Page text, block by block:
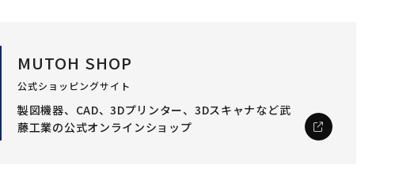
MUTOH SHOP
公式ショッピングサイト
製図機器、CAD、3Dプリンター、3Dスキャナなど武
藤工業の公式オンラインショップ